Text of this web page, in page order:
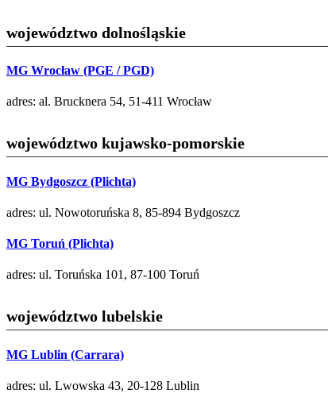
województwo dolnośląskie
MG Wrocław (PGE / PGD)
adres: al. Brucknera 54, 51-411 Wrocław
województwo kujawsko-pomorskie
MG Bydgoszcz (Plichta)
adres: ul. Nowotoruńska 8, 85-894 Bydgoszcz
MG Toruń (Plichta)
adres: ul. Toruńska 101, 87-100 Toruń
województwo lubelskie
MG Lublin (Carrara)
adres: ul. Lwowska 43, 20-128 Lublin